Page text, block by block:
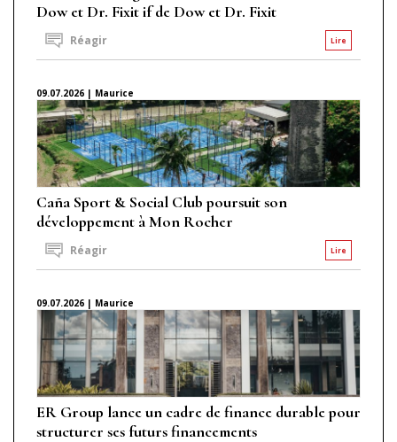
Dow et Dr. Fixit if de Dow et Dr. Fixit
Lire
Réagir
09.07.2026 | Maurice
Caña Sport & Social Club poursuit son
développement à Mon Rocher
Lire
Réagir
09.07.2026 | Maurice
ER Group lance un cadre de finance durable pour
structurer ses futurs financements